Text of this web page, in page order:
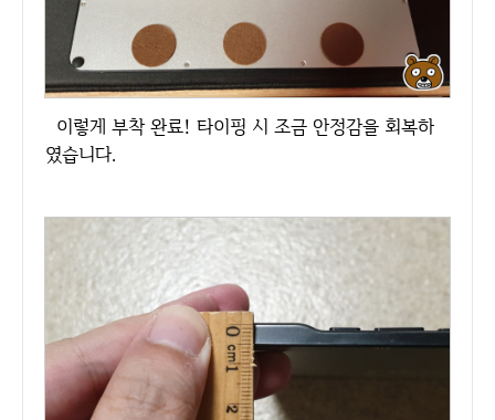
이렇게 부착 완료! 타이핑 시 조금 안정감을 회복하
였습니다.